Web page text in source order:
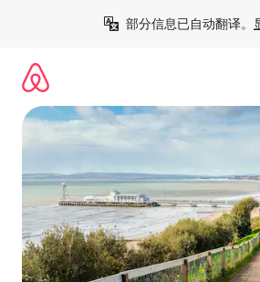
部分信息已自动翻译。